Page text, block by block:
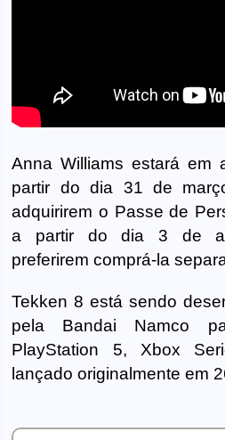
Anna Williams estará em
partir do dia 31 de
adquirirem o Passe de
a partir do dia 3 de
preferirem comprá-la
Tekken 8 está sendo
pela Bandai Namco
PlayStation 5, Xbox
lançado originalmente em